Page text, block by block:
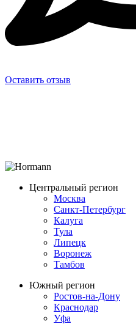
Оставить отзыв
Центральный регион
Москва
Санкт-Петербург
Калуга
Тула
Липецк
Воронеж
Тамбов
Южный регион
Ростов-на-Дону
Краснодар
Уфа